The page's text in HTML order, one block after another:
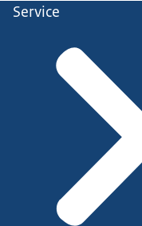
Service